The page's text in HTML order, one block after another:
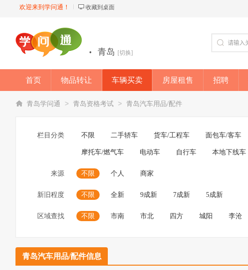
欢迎来到学问通！ 收藏到桌面
· 青岛 [切换]
首页 物品转让 车辆买卖 房屋租售 招聘
店铺
青岛学问通 > 青岛资格考试 > 青岛汽车用品/配件
栏目分类 不限 二手轿车 货车/工程车 面包车/客车
摩托车/燃气车 电动车 自行车 本地下线车
来源 不限 个人 商家
新旧程度 不限 全新 9成新 7成新 5成新
区域查找 不限 市南 市北 四方 城阳 李沧
青岛汽车用品/配件信息